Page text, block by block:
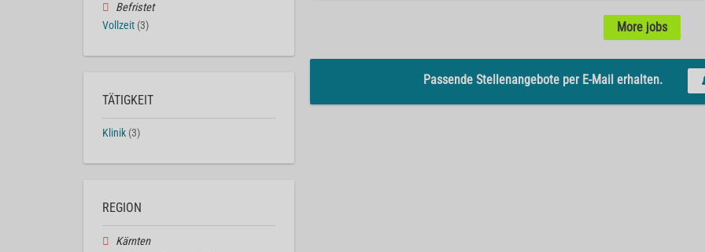
More jobs
Passende Stellenangebote per E-Mail erhalten.
Befristet
Vollzeit (3)
TÄTIGKEIT
Klinik (3)
REGION
Kärnten